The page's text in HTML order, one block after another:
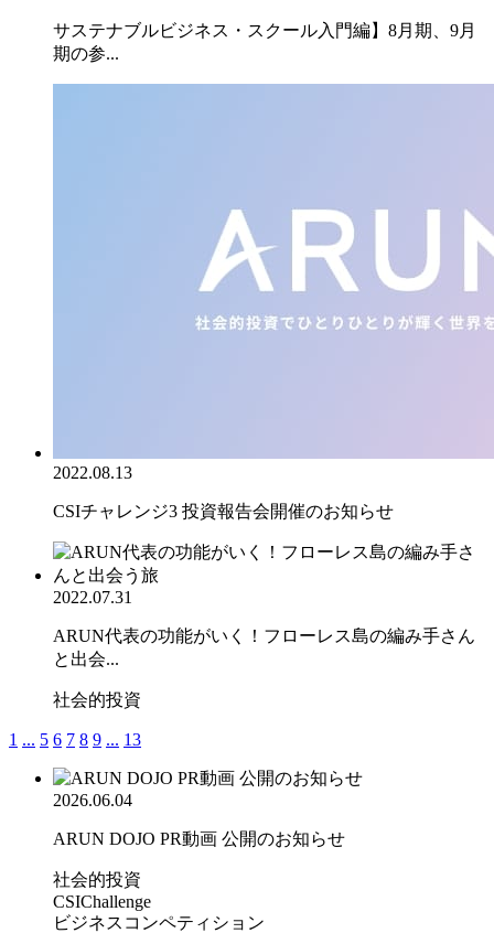
サステナブルビジネス・スクール入門編】8月期、9月
期の参...
2022.08.13
CSIチャレンジ3 投資報告会開催のお知らせ
2022.07.31
ARUN代表の功能がいく！フローレス島の編み手さん
と出会...
社会的投資
1 ... 5 6 7 8 9 ... 13
2026.06.04
ARUN DOJO PR動画 公開のお知らせ
社会的投資
CSIChallenge
ビジネスコンペティション